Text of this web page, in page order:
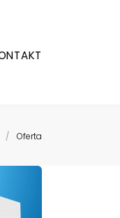
/ Oferta